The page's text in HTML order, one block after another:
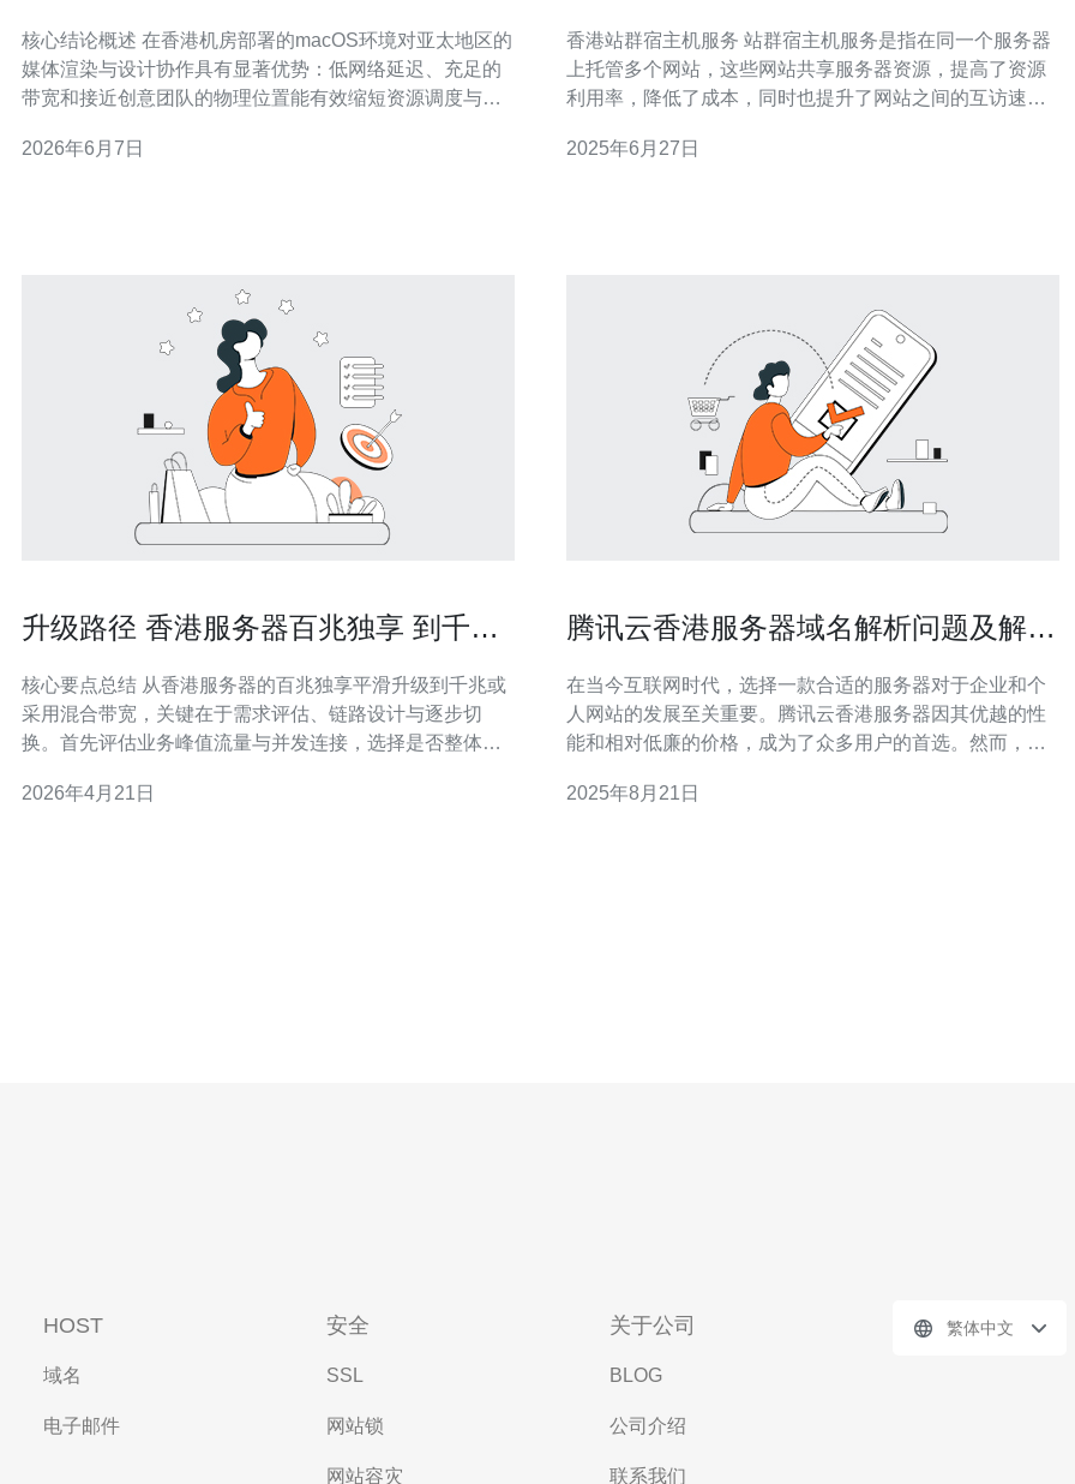
核心结论概述 在香港机房部署的macOS环境对亚太地区的
媒体渲染与设计协作具有显著优势：低网络延迟、充足的
带宽和接近创意团队的物理位置能有效缩短资源调度与渲
CDN与DDoS防御能力的服务商，可在高并发与大文件传
2026年6月7日
香港站群宿主机服务 站群宿主机服务是指在同一个服务器
上托管多个网站，这些网站共享服务器资源，提高了资源
利用率，降低了成本，同时也提升了网站之间的互访速
其优势主要包括： 稳定的网络环境：香港作为国际金融中
2025年6月27日
升级路径 香港服务器百兆独享 到千兆
核心要点总结 从香港服务器的百兆独享平滑升级到千兆或
采用混合带宽，关键在于需求评估、链路设计与逐步切
换。首先评估业务峰值流量与并发连接，选择是否整体升
合CDN、智能路由、DDoS防御和负载均衡，可实现低成
2026年4月21日
腾讯云香港服务器域名解析问题及解决
在当今互联网时代，选择一款合适的服务器对于企业和个
人网站的发展至关重要。腾讯云香港服务器因其优越的性
能和相对低廉的价格，成为了众多用户的首选。然而，在
题。本文将为大家详细介绍这些问题的表现及其解决技
2025年8月21日
HOST
域名
电子邮件
安全
SSL
网站锁
网站容灾
关于公司
BLOG
公司介绍
联系我们
繁体中文